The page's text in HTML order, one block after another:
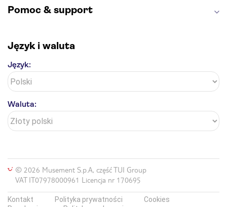
Pomoc & support
Język i waluta
Język:
Waluta:
© 2026 Musement S.p.A, część TUI Group
VAT IT07978000961 Licencja nr 170695
Kontakt Polityka prywatności
Cookies